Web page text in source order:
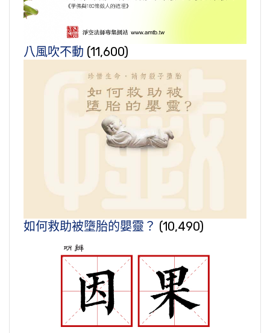
八風吹不動 (11,600)
如何救助被墮胎的嬰靈？ (10,490)